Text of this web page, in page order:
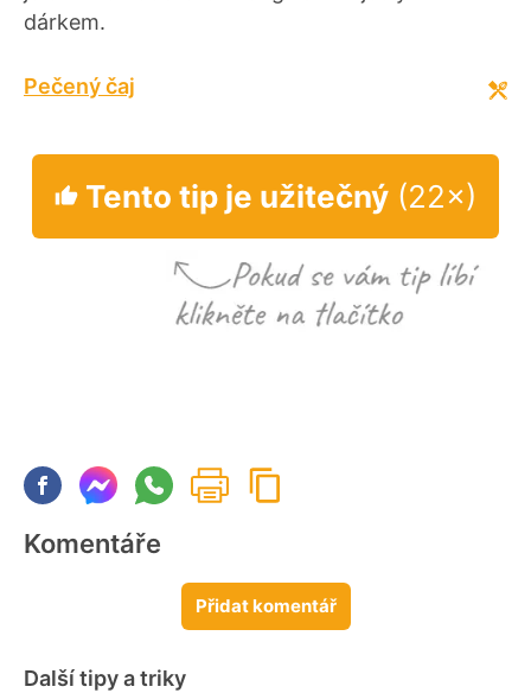
dárkem.
Pečený čaj
Tento tip je užitečný (22×)
Komentáře
Přidat komentář
Další tipy a triky